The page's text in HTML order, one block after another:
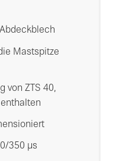
Mastspitze
von ZTS 40,
enthalten
350 µs